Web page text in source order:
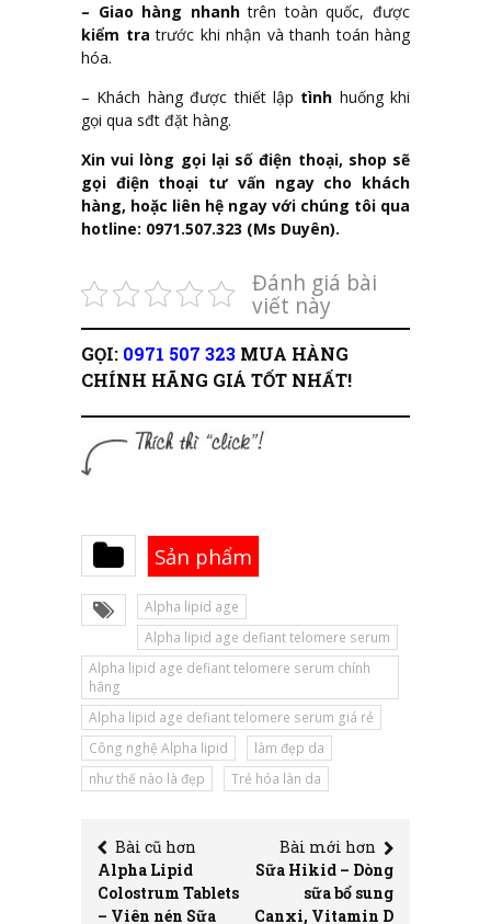
– Giao hàng nhanhtrên toàn quốc, được
kiểm tra trước khi nhận và thanh toán hàng
hóa.
– Khách hàng được thiết lập tình huống khi
gọi qua sđt đặt hàng.
Xin vui lòng gọi lại số điện thoại, shop sẽ
gọi điện thoại tư vấn ngay cho khách
hàng, hoặc liên hệ ngay với chúng tôi qua
hotline: 0971.507.323 (Ms Duyên).
Đánh giá bài
viết này
GỌI: 0971 507 323 MUA HÀNG
CHÍNH HÃNG GIÁ TỐT NHẤT!
Sản phẩm
Alpha lipid age
Alpha lipid age defiant telomere serum
Alpha lipid age defiant telomere serum chính
hãng
Alpha lipid age defiant telomere serum giá rẻ
Công nghệ Alpha lipid
làm đẹp da
như thế nào là đẹp
Trẻ hóa làn da
Bài cũ hơn
Alpha Lipid
Colostrum Tablets
– Viên nén Sữa
Bài mới hơn
Sữa Hikid – Dòng
sữa bổ sung
Canxi, Vitamin D